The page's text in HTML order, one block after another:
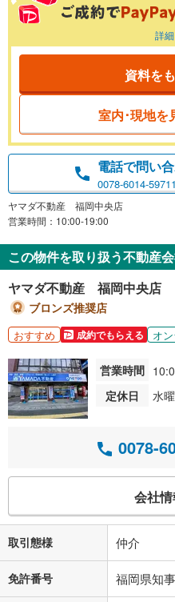
詳
資料を
室内･現地を
電話で問い
0078-6014-59711
ヤマダ不動産 福岡中央店
営業時間：10:00-19:00
この物件を取り扱う不動産
ヤマダ不動産 福岡中央店
ブロンズ推奨店
おすすめ 成約でもらえる オ
営業時間
定休日
水
0078-
会社
取引態様 仲介
免許番号 福岡県知